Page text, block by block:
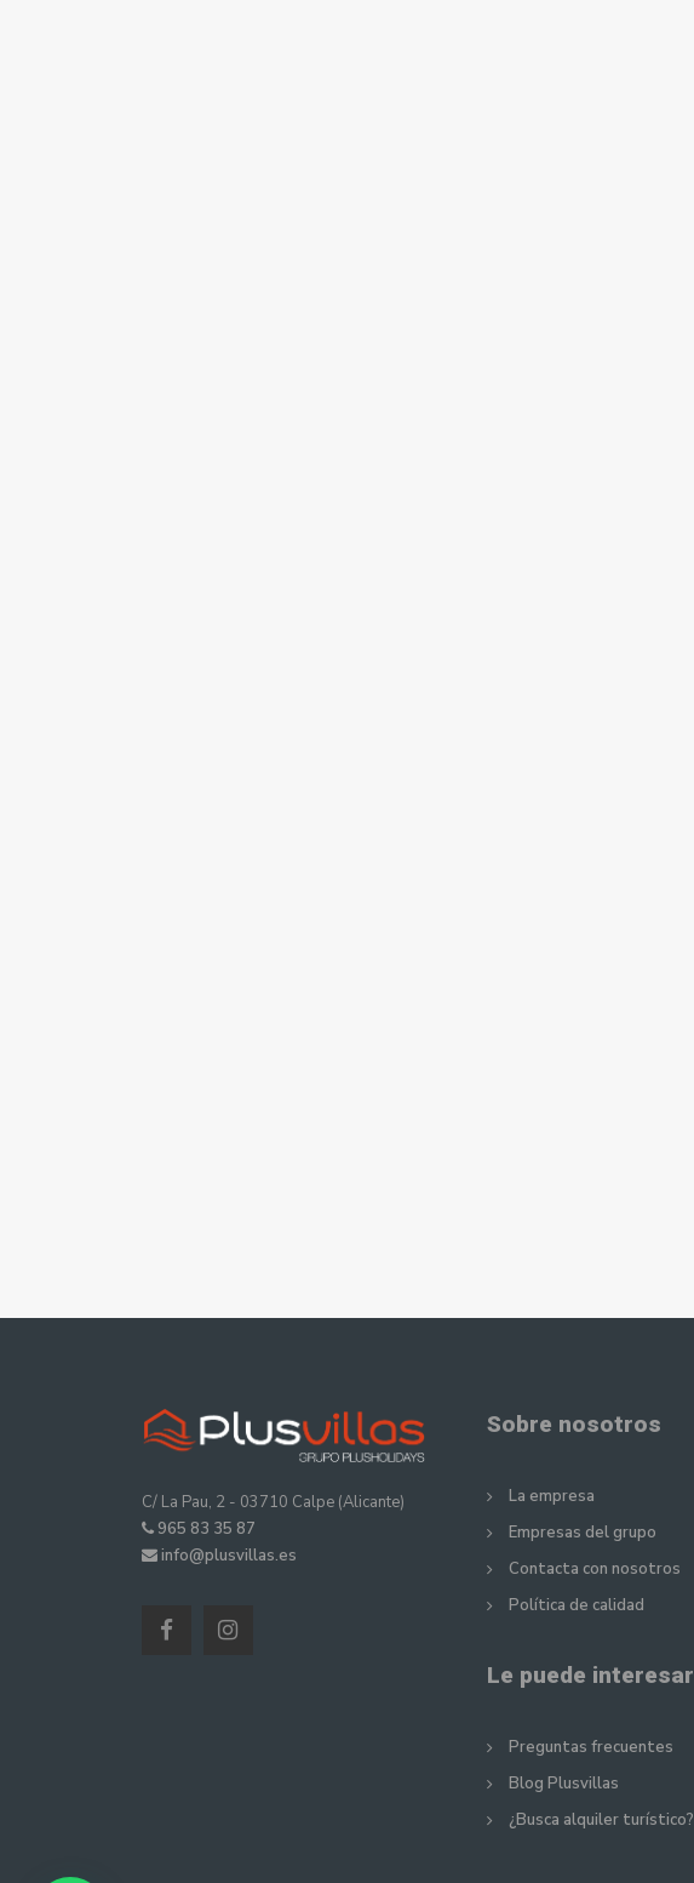
C/ La Pau, 2 - 03710 Calpe (Alicante)
965 83 35 87
info@plusvillas.es
Sobre nosotros
La empresa
Empresas del grupo
Contacta con nosotros
Política de calidad
Le puede interesar
Preguntas frecuentes
Blog Plusvillas
¿Busca alquiler turístico?